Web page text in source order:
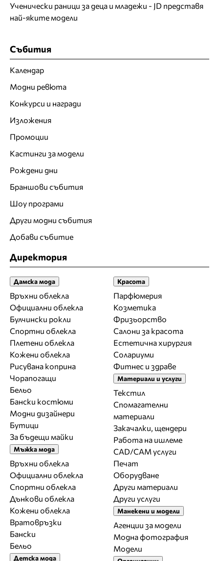
Ученически раници за деца и младежи - JD представя
най-яките модели
Събития
Календар
Модни ревюта
Конкурси и награди
Изложения
Промоции
Кастинги за модели
Рождени дни
Браншови събития
Шоу програми
Други модни събития
Добави събитие
Директория
Дамска мода
Връхни облекла
Официални облекла
Булчински рокли
Спортни облекла
Плетени облекла
Кожени облекла
Рисувана коприна
Чорапогащи
Бельо
Бански костюми
Модни дизайнери
Бутици
За бъдещи майки
Мъжка мода
Връхни облекла
Официални облекла
Спортни облекла
Дънкови облекла
Кожени облекла
Вратовръзки
Бански
Бельо
Детска мода
Красота
Парфюмерия
Козметика
Фризьорство
Салони за красота
Естетична хирургия
Солариуми
Фитнес и здраве
Материали и услуги
Текстил
Спомагателни
материали
Закачалки, щендери
Работа на ишлеме
CAD/CAM услуги
Печат
Оборудване
Други материали
Други услуги
Манекени и модели
Агенции за модели
Модна фотография
Модели